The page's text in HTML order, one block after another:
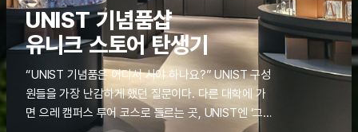
UNIST 기념품샵
유니크 스토어 탄생기
“UNIST 기념품은 어디서 사야 하나요?” UNIST 구성
원들을 가장 난감하게 했던 질문이다. 다른 대학에 가
면 으레 캠퍼스 투어 코스로 들르는 곳, UNIST엔 ‘그